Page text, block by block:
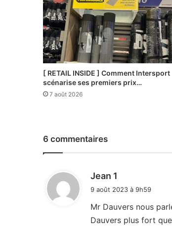
[ RETAIL INSIDE ] Comment Intersport
scénarise ses premiers prix…
7 août 2026
6 commentaires
Jean 1
:
9 août 2023 à 9h59
Mr Dauvers nous
Dauvers plus fort